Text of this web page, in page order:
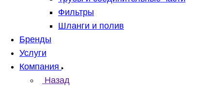
Фильтры
Шланги и полив
Бренды
Услуги
Компания
Назад